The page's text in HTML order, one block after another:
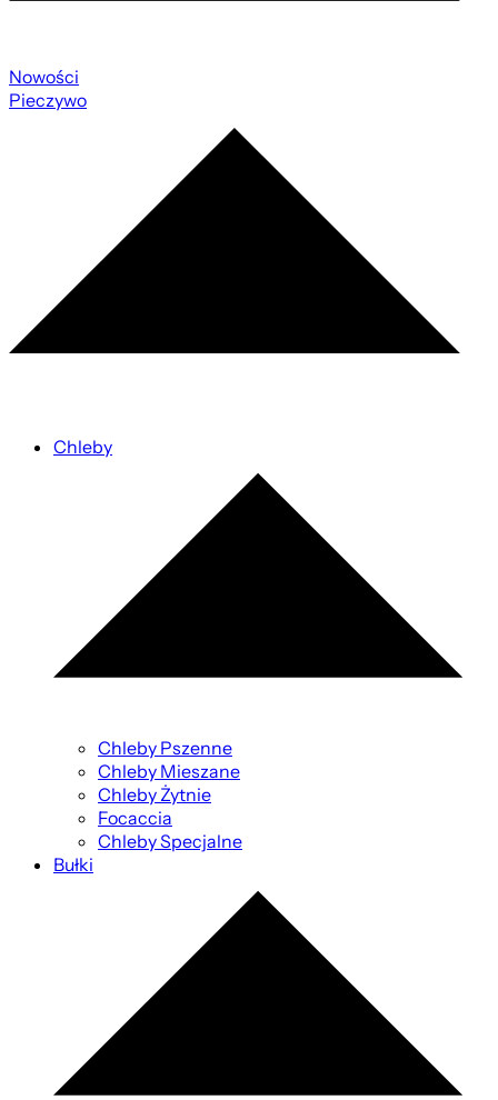
Nowości
Pieczywo
Chleby
Chleby Pszenne
Chleby Mieszane
Chleby Żytnie
Focaccia
Chleby Specjalne
Bułki